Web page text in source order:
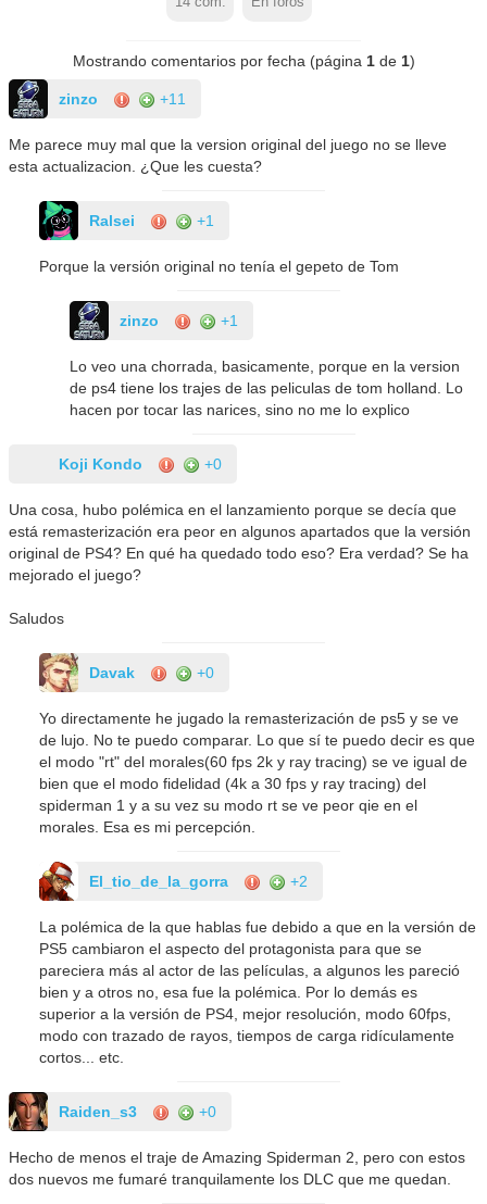
Mostrando comentarios por fecha (página 1de 1)
zinzo +11
Me parece muy mal que la version original del juego no se lleve
esta actualizacion. ¿Que les cuesta?
Ralsei +1
Porque la versión original no tenía el gepeto de Tom
zinzo +1
Lo veo una chorrada, basicamente, porque en la version
de ps4 tiene los trajes de las peliculas de tom holland. Lo
hacen por tocar las narices, sino no me lo explico
Koji Kondo +0
Una cosa, hubo polémica en el lanzamiento porque se decía que
está remasterización era peor en algunos apartados que la versión
original de PS4? En qué ha quedado todo eso? Era verdad? Se ha
mejorado el juego?
Saludos
Davak +0
Yo directamente he jugado la remasterización de ps5 y se ve
de lujo. No te puedo comparar. Lo que sí te puedo decir es que
el modo "rt" del morales(60 fps 2k y ray tracing) se ve igual de
bien que el modo fidelidad (4k a 30 fps y ray tracing) del
spiderman 1 y a su vez su modo rt se ve peor qie en el
morales. Esa es mi percepción.
El_tio_de_la_gorra +2
La polémica de la que hablas fue debido a que en la versión de
PS5 cambiaron el aspecto del protagonista para que se
pareciera más al actor de las películas, a algunos les pareció
bien y a otros no, esa fue la polémica. Por lo demás es
superior a la versión de PS4, mejor resolución, modo 60fps,
modo con trazado de rayos, tiempos de carga ridículamente
cortos... etc.
Raiden_s3 +0
Hecho de menos el traje de Amazing Spiderman 2, pero con estos
dos nuevos me fumaré tranquilamente los DLC que me quedan.